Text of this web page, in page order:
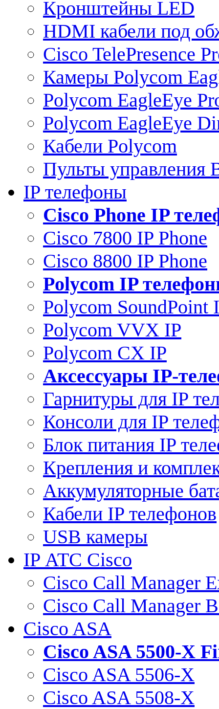
Кронштейны LED
HDMI кабели под
Cisco TelePresence
Камеры Polycom
Polycom EagleEye
Polycom EagleEye
Кабели Polycom
Пульты управления
IP телефоны
Сisco Phone IP
Cisco 7800 IP Phone
Cisco 8800 IP Phone
Polycom IP
Polycom SoundPoint
Polycom VVX IP
Polycom CX IP
Аксессуары IP-
Гарнитуры для IP
Консоли для IP
Блок питания IP
Крепления и
Аккумуляторные
Кабели IP телефонов
USB камеры
IP АТС Cisco
Cisco Call Manager
Cisco Call Manager
Cisco ASA
Cisco ASA 5500-X
Cisco ASA 5506-X
Cisco ASA 5508-X